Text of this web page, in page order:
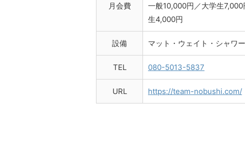
月会費
一般10,000円／大学生
生4,000円
設備 マット・ウェイト・シャワー
TEL 080-5013-5837
URL https://team-nobushi.com/